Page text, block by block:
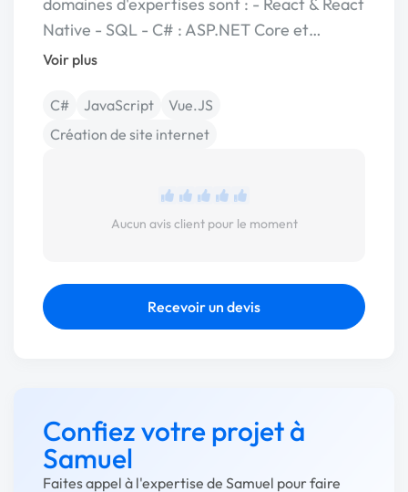
Native - SQL - C# : ASP.NET Core et…
Voir plus
C# JavaScript
Vue.JS
Création de site internet
Aucun avis client pour le moment
Recevoir un devis
Confiez votre projet à
Samuel
Faites appel à l'expertise de Samuel pour faire